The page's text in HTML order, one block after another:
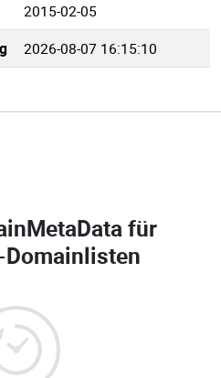
2015-02-05
2026-08-07 16:15:10
für